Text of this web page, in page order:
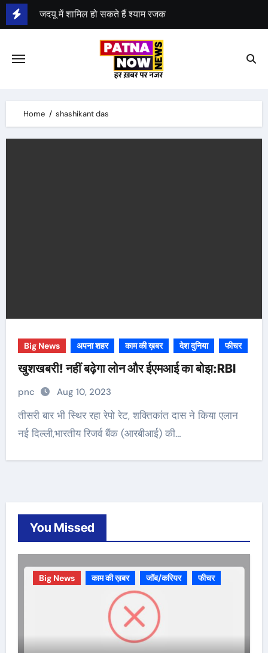
Skip
to
जदयू में शामिल हो सकते हैं श्याम रजक
श्याम रजक ने राजद से दिया इस्तीफा
Home shashikant das
Big News अपना शहर काम की ख़बर देश दुनिया फीचर
खुशखबरी! नहीं बढ़ेगा लोन और ईएमआई का बोझ:RBI
pnc Aug 10, 2023
तीसरी बार भी स्थिर रहा रेपो रेट, शक्तिकांत दास ने किया एलान
नई दिल्ली,भारतीय रिजर्व बैंक (आरबीआई) की…
You Missed
Big News काम की ख़बर जॉब/करियर फीचर